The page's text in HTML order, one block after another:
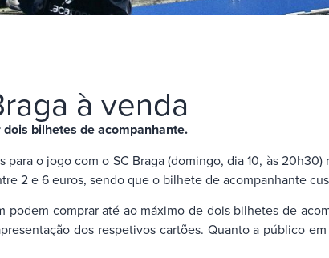
à venda
bilhetes de acompanhante.
o jogo com o SC Braga (domingo, dia 10, às
2 e 6 euros, sendo que o bilhete de acompanhante
podem comprar até ao máximo de dois bilhetes de
dos respetivos cartões. Quanto a público